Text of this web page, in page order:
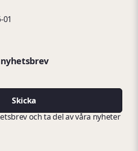
01
Skicka
och ta del av våra nyheter